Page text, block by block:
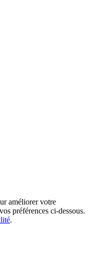
améliorer votre
préférences ci-dessous.
.